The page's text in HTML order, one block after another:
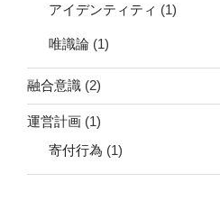
アイデンティティ (1)
唯識論 (1)
融合意識 (2)
運営計画 (1)
寄付行為 (1)